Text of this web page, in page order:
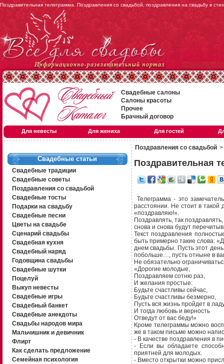
Поздравительная телеграмма. Поздравления со свадьбой, поздравления на свадьбу в
Свадебные салоны
Салоны красоты
Прочее
Брачный договор
Для невесты Для жениха Для гостей
Свадебные статьи
Свадебные традиции
Свадебные советы
Поздравления со свадьбой
Свадебные тосты
Подарки на свадьбу
Свадебные песни
Цветы на свадьбе
Сценарий свадьбы
Свадебная кухня
Свадебный наряд
Годовщина свадьбы
Свадебные шутки
Поцелуй
Выкуп невесты
Свадебные игры
Свадебный банкет
Свадебные анекдоты
Свадьбы народов мира
Мальчишник и девичник
Флирт
Как сделать предложение
Семейная психология
Поздравления со свадьбой >
Поздравительная
Телеграмма - это
расстоянии. Не стоит в
«поздравляю!».
Поздравлять, так
снова и снова будут
Текст поздравления
быть примерно такие слова:
днем свадьбы. Пусть этот
побольше…, пусть отныне в
Не обязательно
«Дорогие молодые,
Поздравляем сотню раз,
И желания простые:
Будьте счастливы сейчас,
Будьте счастливы безмерно,
Пусть вся жизнь пройдет в
И тогда любовь и верность
Отведут от вас беду!»
Кроме телеграммы можно
же в таком письме можно
- В качестве поздравления в
- Если вы обладаете
приятней для молодых.
- Вместо открытки можно